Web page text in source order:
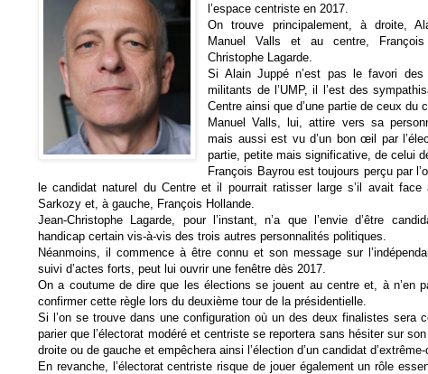
l’espace centriste en 2017.
On trouve principalement, à droite,
Manuel Valls et au centre,
Christophe Lagarde.
Si Alain Juppé n’est pas le favori
militants de l’UMP, il l’est des
Centre ainsi que d’une partie de ceux du
Manuel Valls, lui, attire vers sa
mais aussi est vu d’un bon œil par
partie, petite mais significative, de celui
François Bayrou est toujours perçu par
le candidat naturel du Centre et il pourrait ratisser large s’il avait
Sarkozy et, à gauche, François Hollande.
Jean-Christophe Lagarde, pour l’instant, n’a que l’envie d’être
handicap certain vis-à-vis des trois autres personnalités politiques.
Néanmoins, il commence à être connu et son message sur
suivi d’actes forts, peut lui ouvrir une fenêtre dès 2017.
On a coutume de dire que les élections se jouent au centre et, à n’en
confirmer cette règle lors du deuxième tour de la présidentielle.
Si l’on se trouve dans une configuration où un des deux finalistes sera
parier que l’électorat modéré et centriste se reportera sans hésiter sur
droite ou de gauche et empêchera ainsi l’élection d’un candidat d’extrême-
En revanche, l’électorat centriste risque de jouer également un rôle